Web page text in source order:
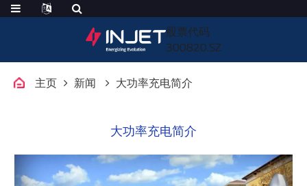
股票代码
300820.SZ
主页 新闻 大功率充电简介
大功率充电简介